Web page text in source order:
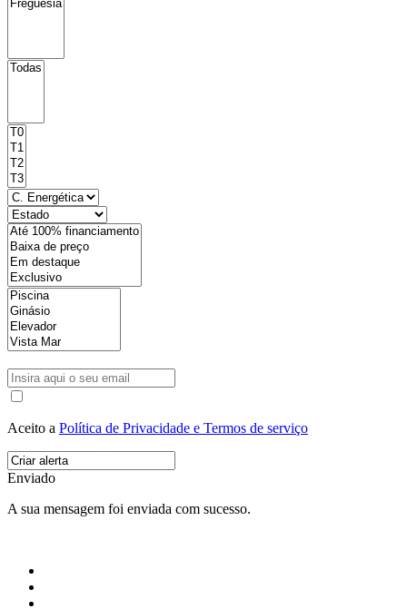
Aceito a Política de Privacidade e Termos de serviço
Enviado
A sua mensagem foi enviada com sucesso.